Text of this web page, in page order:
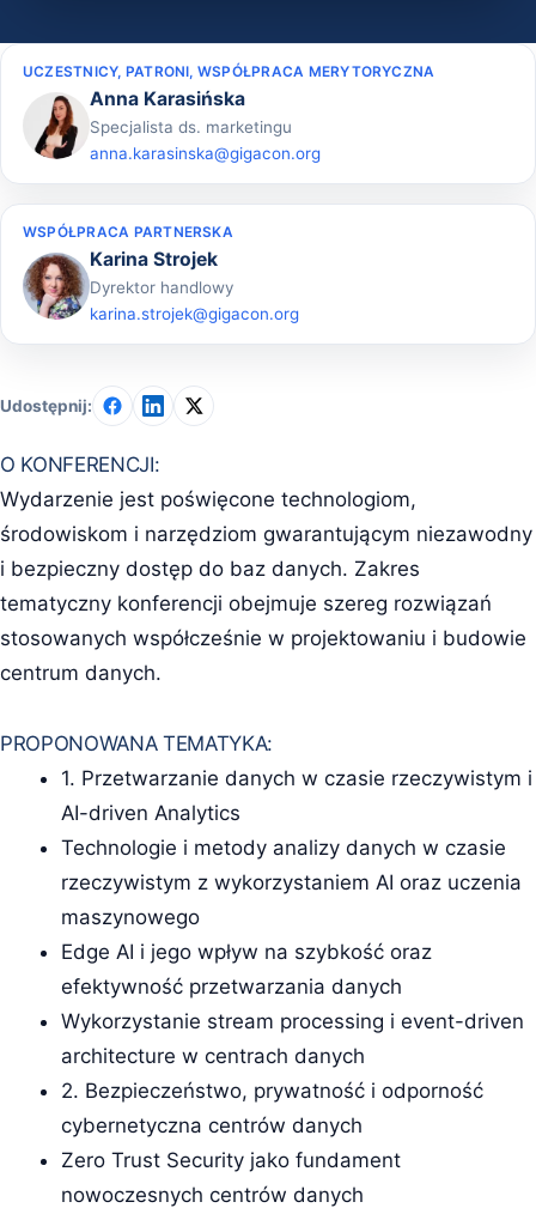
Udostępnij:
O KONFERENCJI:
Wydarzenie jest poświęcone technologiom,
środowiskom i narzędziom gwarantującym niezawodny
i bezpieczny dostęp do baz danych. Zakres
tematyczny konferencji obejmuje szereg rozwiązań
stosowanych współcześnie w projektowaniu i budowie
centrum danych.
PROPONOWANA TEMATYKA:
1. Przetwarzanie danych w czasie rzeczywistym i
AI-driven Analytics
Technologie i metody analizy danych w czasie
rzeczywistym z wykorzystaniem AI oraz uczenia
maszynowego
Edge AI i jego wpływ na szybkość oraz
efektywność przetwarzania danych
Wykorzystanie stream processing i event-driven
architecture w centrach danych
2. Bezpieczeństwo, prywatność i odporność
cybernetyczna centrów danych
Zero Trust Security jako fundament
nowoczesnych centrów danych
UCZESTNICY, PATRONI, WSPÓŁPRACA MERYTORYCZNA
Anna Karasińska
Specjalista ds. marketingu
anna.karasinska@gigacon.org
WSPÓŁPRACA PARTNERSKA
Karina Strojek
Dyrektor handlowy
karina.strojek@gigacon.org